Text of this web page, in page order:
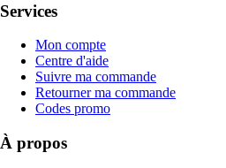
Services
Mon compte
Centre d'aide
Suivre ma commande
Retourner ma commande
Codes promo
À propos